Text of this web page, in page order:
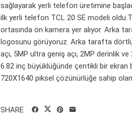
sağlayarak yerli telefon üretimine
ilk yerli telefon TCL 20 SE modeli
ortasında ön kamera yer alıyor. Arka
logosunu görüyoruz. Arka tarafta
açı, 5MP ultra geniş açı, 2MP derinlik
6.82 inç büyüklüğünde çentikli bir ekran
720X1640 piksel çözünürlüğe sahip olan
SHARE